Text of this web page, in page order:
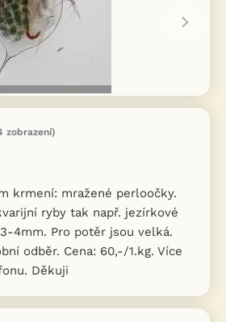
zobrazení)
krmení: mražené perloočky.
ryby tak např. jezírkové
4mm. Pro potěr jsou velká.
odběr. Cena: 60,-/1.kg. Více
Děkuji